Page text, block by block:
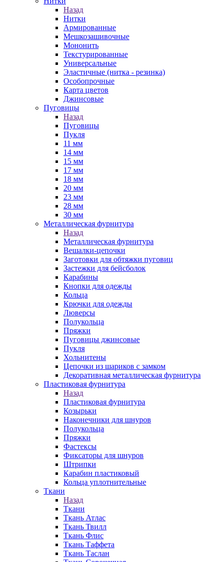
Назад
Нитки
Армированные
Мешкозашивочные
Мононить
Текстурированные
Универсальные
Эластичные (нитка - резинка)
Особопрочные
Карта цветов
Джинсовые
Пуговицы
Назад
Пуговицы
Пукля
11 мм
14 мм
15 мм
17 мм
18 мм
20 мм
23 мм
28 мм
30 мм
Металлическая фурнитура
Назад
Металлическая фурнитура
Вешалки-цепочки
Заготовки для обтяжки пуговиц
Застежки для бейсболок
Карабины
Кнопки для одежды
Кольца
Крючки для одежды
Люверсы
Полукольца
Пряжки
Пуговицы джинсовые
Пукля
Хольнитены
Цепочки из шариков с замком
Декоративная металлическая фурнитура
Пластиковая фурнитура
Назад
Пластиковая фурнитура
Козырьки
Наконечники для шнуров
Полукольца
Пряжки
Фастексы
Фиксаторы для шнуров
Штрипки
Карабин пластиковый
Кольца уплотнительные
Ткани
Назад
Ткани
Ткань Атлас
Ткань Твилл
Ткань Флис
Ткань Таффета
Ткань Таслан